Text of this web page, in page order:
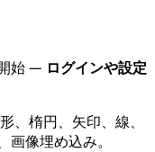
始 — ログインや設定
、楕円、矢印、線、
像埋め込み。